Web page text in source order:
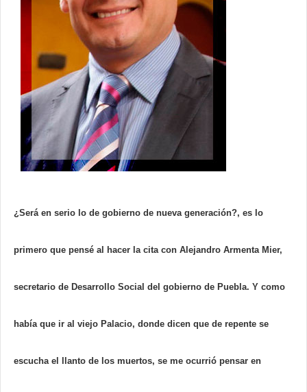
¿Será en serio lo de gobierno de nueva generación?, es lo
primero que pensé al hacer la cita con Alejandro Armenta Mier,
secretario de Desarrollo Social del gobierno de Puebla. Y como
había que ir al viejo Palacio, donde dicen que de repente se
escucha el llanto de los muertos, se me ocurrió pensar en